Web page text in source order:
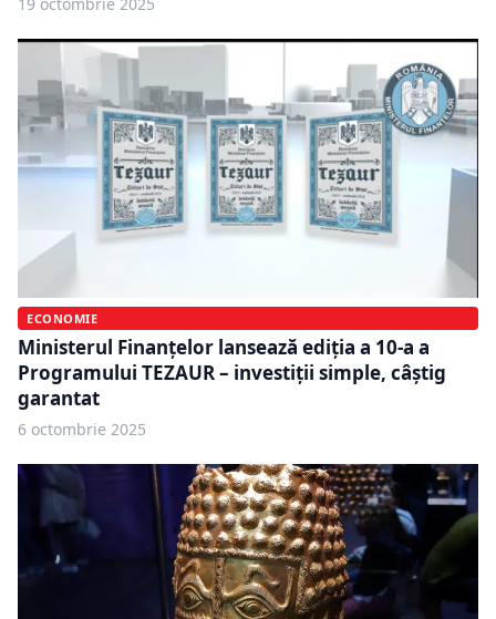
19 octombrie 2025
ECONOMIE
Ministerul Finanțelor lansează ediția a 10-a a
Programului TEZAUR – investiții simple, câștig
garantat
6 octombrie 2025